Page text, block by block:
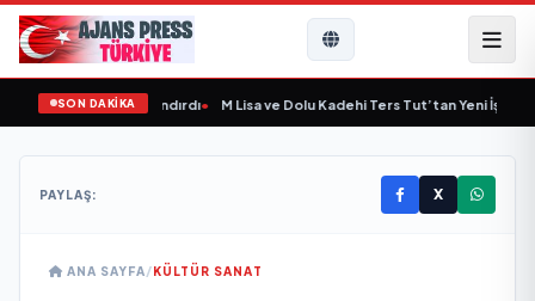
SON DAKİKA
Bir Marka Kazandırdı• M Lisa ve Dolu Kadehi Ters Tut’tan Yeni İş Birliği:
PAYLAŞ: X
ANA SAYFA/KÜLTÜR SANAT